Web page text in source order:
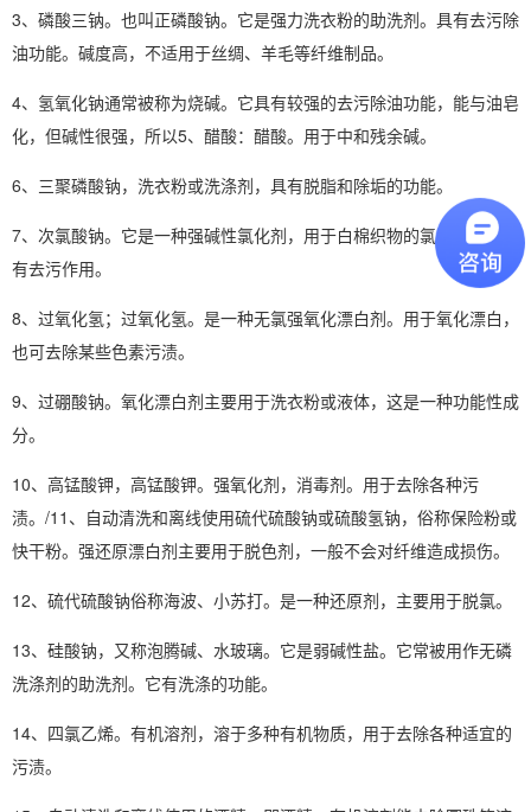
3、磷酸三钠。也叫正磷酸钠。它是强力洗衣粉的助洗剂。具有去污除
油功能。碱度高，不适用于丝绸、羊毛等纤维制品。
4、氢氧化钠通常被称为烧碱。它具有较强的去污除油功能，能与油皂
化，但碱性很强，所以5、醋酸：醋酸。用于中和残余碱。
6、三聚磷酸钠，洗衣粉或洗涤剂，具有脱脂和除垢的功能。
7、次氯酸钠。它是一种强碱性氯化剂，用于白棉织物的氯漂白，还具
有去污作用。
8、过氧化氢；过氧化氢。是一种无氯强氧化漂白剂。用于氧化漂白，
也可去除某些色素污渍。
9、过硼酸钠。氧化漂白剂主要用于洗衣粉或液体，这是一种功能性成
分。
10、高锰酸钾，高锰酸钾。强氧化剂，消毒剂。用于去除各种污
渍。/11、自动清洗和离线使用硫代硫酸钠或硫酸氢钠，俗称保险粉或
快干粉。强还原漂白剂主要用于脱色剂，一般不会对纤维造成损伤。
12、硫代硫酸钠俗称海波、小苏打。是一种还原剂，主要用于脱氯。
13、硅酸钠，又称泡腾碱、水玻璃。它是弱碱性盐。它常被用作无磷
洗涤剂的助洗剂。它有洗涤的功能。
14、四氯乙烯。有机溶剂，溶于多种有机物质，用于去除各种适宜的
污渍。